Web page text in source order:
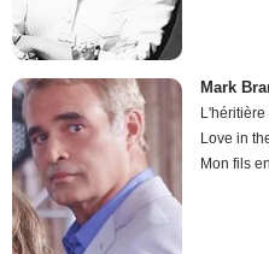
Mark
L'héritière
Love in
Mon fils